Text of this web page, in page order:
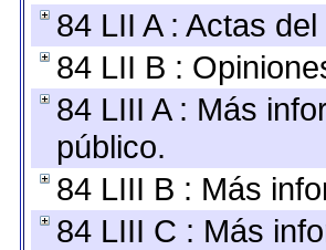
84 LII A : Actas
84 LII B :
84 LIII A : Más
público.
84 LIII B : Más
84 LIII C : Más